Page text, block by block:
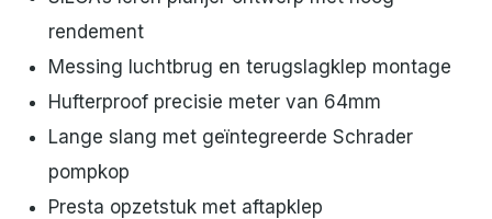
rendement
Messing luchtbrug en terugslagklep montage
Hufterproof precisie meter van 64mm
Lange slang met geïntegreerde Schrader
pompkop
Presta opzetstuk met aftapklep